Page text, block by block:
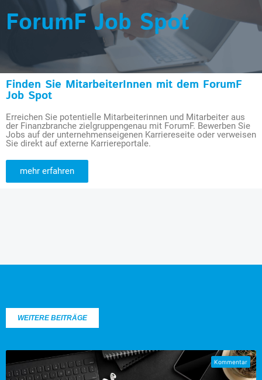
ForumF Job Spot
Finden Sie MitarbeiterInnen mit dem ForumF
Job Spot
Erreichen Sie potentielle Mitarbeiterinnen und Mitarbeiter aus
der Finanzbranche zielgruppengenau mit ForumF. Bewerben Sie
Jobs auf der unternehmenseigenen Karriereseite oder verweisen
Sie direkt auf externe Karriereportale.
mehr erfahren
WEITERE BEITRÄGE